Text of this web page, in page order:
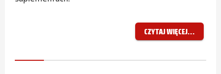
CZYTAJ WIĘCEJ...